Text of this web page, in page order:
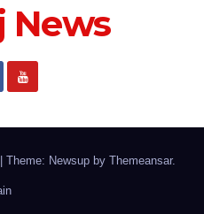
News
Theme: Newsup by Themeansar.